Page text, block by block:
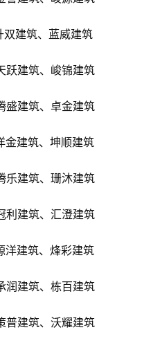
双建筑、蓝威建筑
跃建筑、峻锦建筑
盛建筑、卓金建筑
金建筑、坤顺建筑
乐建筑、珊沐建筑
利建筑、汇澄建筑
洋建筑、烽彩建筑
润建筑、栋百建筑
普建筑、沃耀建筑